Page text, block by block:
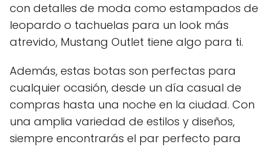
con detalles de moda como estampados de
leopardo o tachuelas para un look más
atrevido, Mustang Outlet tiene algo para ti.
Además, estas botas son perfectas para
cualquier ocasión, desde un día casual de
compras hasta una noche en la ciudad. Con
una amplia variedad de estilos y diseños,
siempre encontrarás el par perfecto para